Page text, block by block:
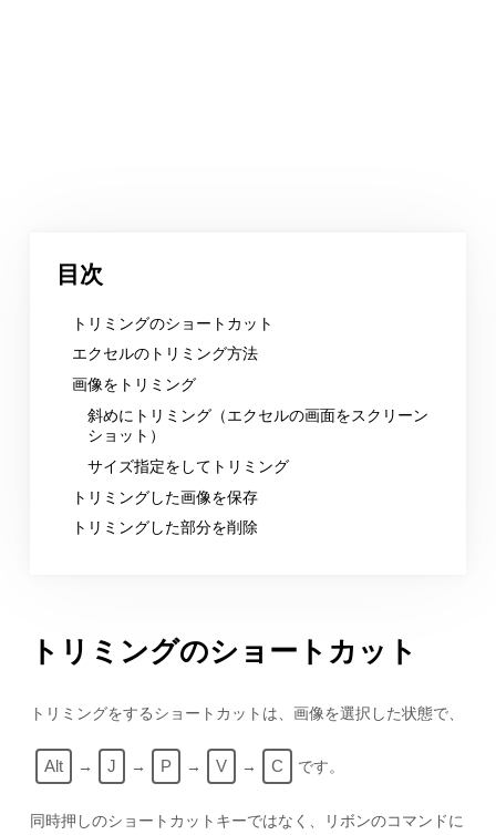
目次
トリミングのショートカット
エクセルのトリミング方法
画像をトリミング
斜めにトリミング（エクセルの画面をスクリーン
ショット）
サイズ指定をしてトリミング
トリミングした画像を保存
トリミングした部分を削除
トリミングのショートカット
トリミングをするショートカットは、画像を選択した状態で、
Alt → J → P → V → C です。
同時押しのショートカットキーではなく、リボンのコマンドに